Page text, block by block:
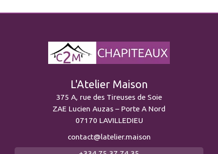
L'Atelier Maison
375 A, rue des Tireuses de Soie
ZAE Lucien Auzas – Porte A Nord
07170 LAVILLEDIEU
contact@latelier.maison